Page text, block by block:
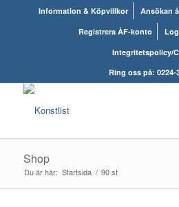
Information & Köpvillkor
Ansökan
Registrera ÅF-konto
Integritetspolicy/
Ring oss på: 0224-
Shop
Du är här: Startsida / 90 st